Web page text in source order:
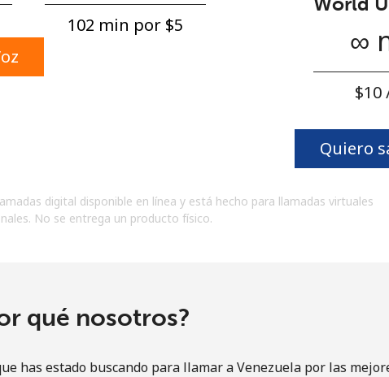
cuenta en este sitio web, estoy de
102 min por ⁦$5⁩
∞
⁦$10⁩
Quiero
digital disponible en línea y está hecho para llamadas virtuales
No se entrega un producto físico.
qué nosotros?
has estado buscando para llamar a Venezuela por las